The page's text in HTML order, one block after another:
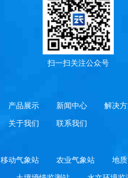
扫一扫关注公众号
产品展示 新闻中心 解决
关于我们 联系我们
移动气象站 农业气象站
地